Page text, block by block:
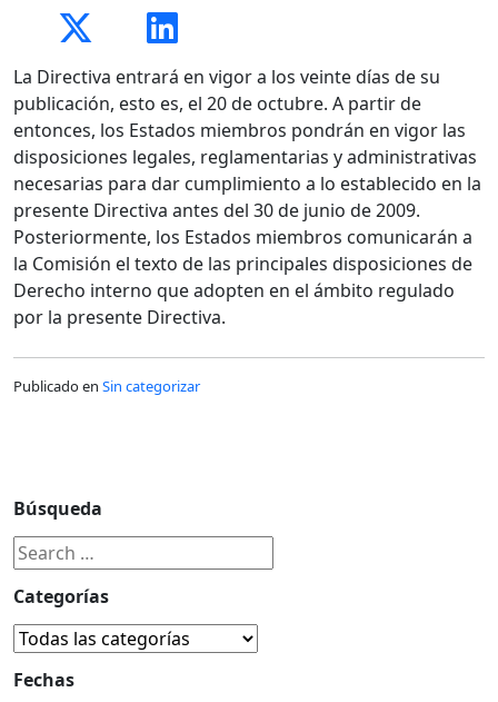
La Directiva entrará en vigor a los veinte días de su
publicación, esto es, el 20 de octubre. A partir de
entonces, los Estados miembros pondrán en vigor las
disposiciones legales, reglamentarias y administrativas
necesarias para dar cumplimiento a lo establecido en la
presente Directiva antes del 30 de junio de 2009.
Posteriormente, los Estados miembros comunicarán a
la Comisión el texto de las principales disposiciones de
Derecho interno que adopten en el ámbito regulado
por la presente Directiva.
Publicado en Sin categorizar
Búsqueda
Categorías
Fechas